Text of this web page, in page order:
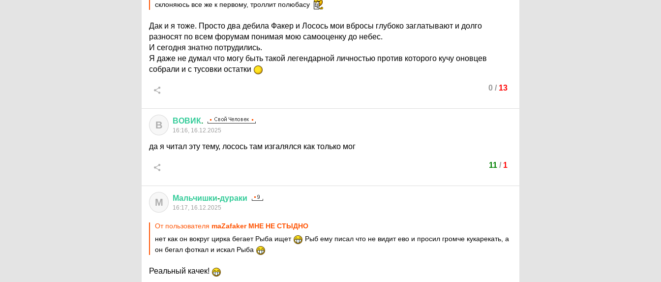
склоняюсь все же к первому, троллит полюбасу
Дак и я тоже. Просто два дебила Факер и Лосось мои вбросы глубоко заглатывают и долго
разносят по всем форумам понимая мою самооценку до небес.
И сегодня знатно потрудились.
Я даже не думал что могу быть такой легендарной личностью против которого кучу оновцев
собрали и с тусовки остатки
0 / 13
В ВОВИК.
16:16, 16.12.2025
да я читал эту тему, лосось там изгалялся как только мог
11/ 1
М Мальчишки-дураки
16:17, 16.12.2025
От пользователя maZafaker МНЕ НЕ СТЫДНО
нет как он вокруг цирка бегает Рыба ищет
Рыб ему писал что не видит ево и просил громче кукарекать, а
он бегал фоткал и искал Рыба
Реальный качек!